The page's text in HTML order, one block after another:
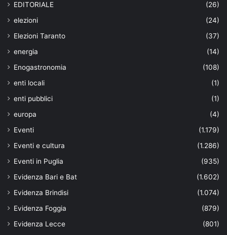
EDITORIALE
(26)
elezioni
(24)
Elezioni Taranto
(37)
energia
(14)
Enogastronomia
(108)
enti locali
(1)
enti pubblici
(1)
europa
(4)
Eventi
(1.179)
Eventi e cultura
(1.286)
Eventi in Puglia
(935)
Evidenza Bari e Bat
(1.602)
Evidenza Brindisi
(1.074)
Evidenza Foggia
(879)
Evidenza Lecce
(801)